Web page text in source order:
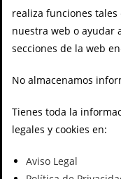
realiza funciones tales
nuestra web o ayudar
secciones de la web
No almacenamos
Tienes toda la
legales y cookies en:
Aviso Legal